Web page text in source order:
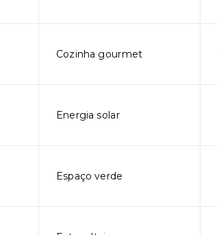
Cozinha gourmet
Energia solar
Espaço verde